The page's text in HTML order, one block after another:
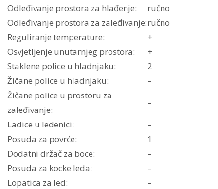
Odleđivanje prostora za hlađenje:
ručno
Odleđivanje prostora za zaleđivanje:ručno
Reguliranje temperature:
+
Osvjetljenje unutarnjeg prostora:
+
Staklene police u hladnjaku:
2
Žičane police u hladnjaku:
–
Žičane police u prostoru za
zaleđivanje:
–
Ladice u ledenici:
–
Posuda za povrće:
1
Dodatni držač za boce:
–
Posuda za kocke leda:
–
Lopatica za led:
–